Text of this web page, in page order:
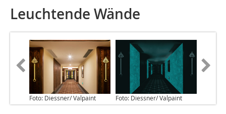
Leuchtende Wände
Foto: Diessner/ Valpaint Foto: Diessner/ Valpaint